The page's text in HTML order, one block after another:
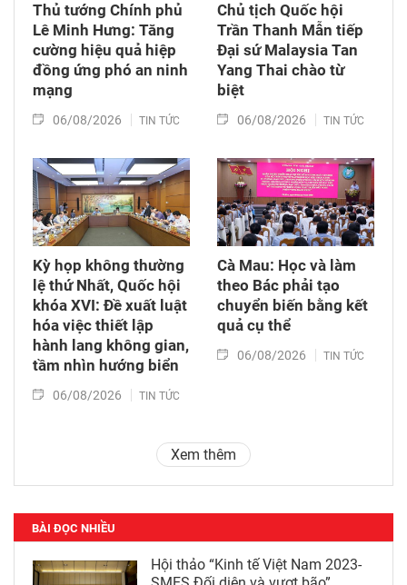
Thủ tướng Chính phủ
Lê Minh Hưng: Tăng
cường hiệu quả hiệp
đồng ứng phó an ninh
mạng
06/08/2026 TIN TỨC
Chủ tịch Quốc hội
Trần Thanh Mẫn tiếp
Đại sứ Malaysia Tan
Yang Thai chào từ
biệt
06/08/2026 TIN TỨC
Kỳ họp không thường
lệ thứ Nhất, Quốc hội
khóa XVI: Đề xuất luật
hóa việc thiết lập
hành lang không gian,
tầm nhìn hướng biển
06/08/2026 TIN TỨC
Cà Mau: Học và làm
theo Bác phải tạo
chuyển biến bằng kết
quả cụ thể
06/08/2026 TIN TỨC
Xem thêm
BÀI ĐỌC NHIỀU
Hội thảo “Kinh tế Việt Nam 2023-